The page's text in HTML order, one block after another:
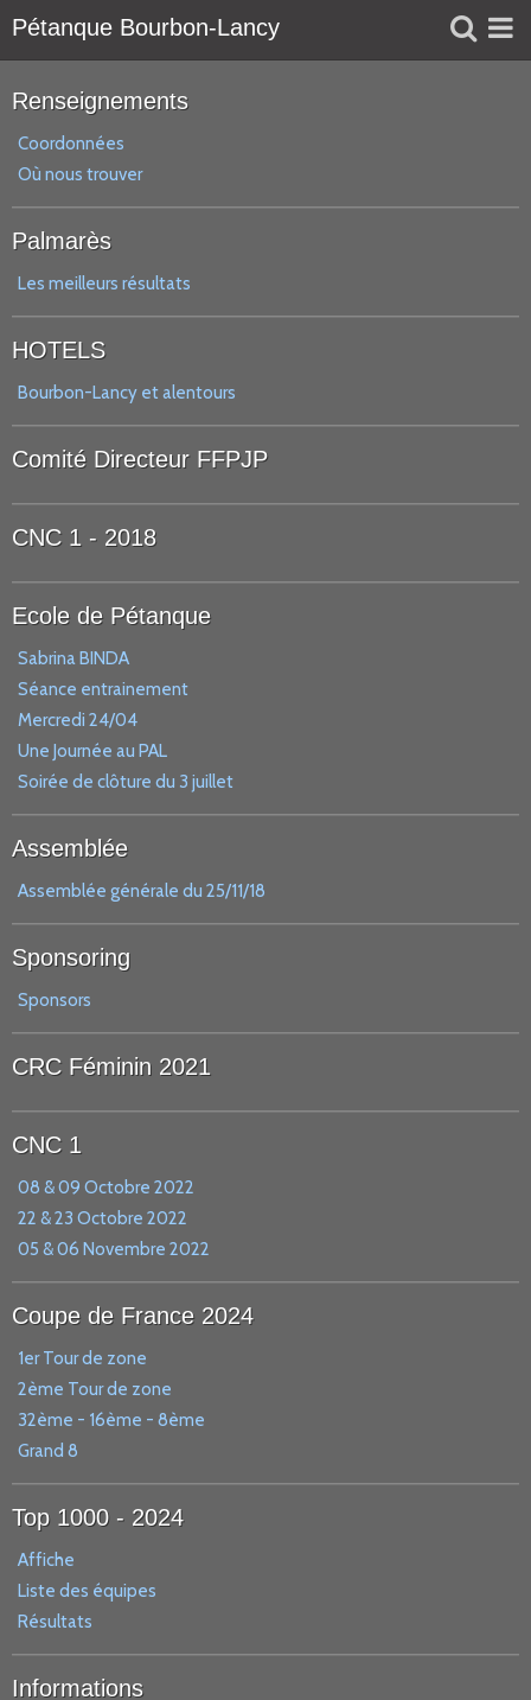
Pétanque Bourbon-Lancy
Liens
Réservation
Renseignements
Coordonnées
Où nous trouver
Palmarès
Les meilleurs résultats
HOTELS
Bourbon-Lancy et alentours
Comité Directeur FFPJP
CNC 1 - 2018
Ecole de Pétanque
Sabrina BINDA
Séance entrainement
Mercredi 24/04
Une Journée au PAL
Soirée de clôture du 3 juillet
Assemblée
Assemblée générale du 25/11/18
Sponsoring
Sponsors
CRC Féminin 2021
CNC 1
08 & 09 Octobre 2022
22 & 23 Octobre 2022
05 & 06 Novembre 2022
Coupe de France 2024
1er Tour de zone
2ème Tour de zone
32ème - 16ème - 8ème
Grand 8
Top 1000 - 2024
Affiche
Liste des équipes
Résultats
Informations